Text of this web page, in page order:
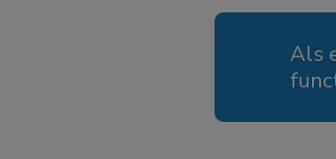
Als